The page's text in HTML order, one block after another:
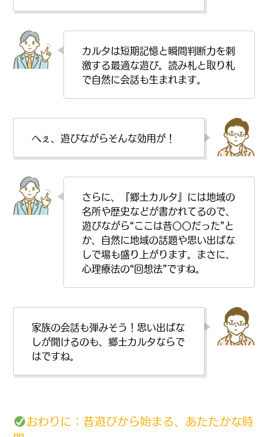
カルタは短期記憶と瞬間判断力を刺
激する最適な遊び。読み札と取り札
で自然に会話も生まれます。
へぇ、遊びながらそんな効用が！
さらに、『郷土カルタ』には地域の
名所や歴史などが書かれてるので、
遊びながら“ここは昔〇〇だった”と
か、自然に地域の話題や思い出ばな
しで場も盛り上がります。まさに、
心理療法の“回想法”ですね。
家族の会話も弾みそう！思い出ばな
しが聞けるのも、郷土カルタならで
はですね。
おわりに：昔遊びから始まる、あたたかな時